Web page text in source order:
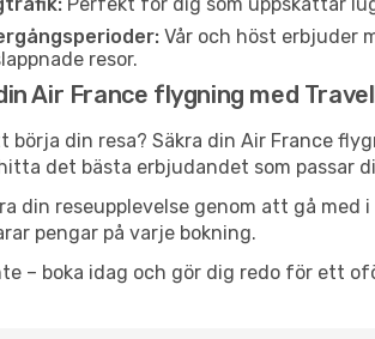
Vår och höst erbjuder
resor.
Air France flygning med
börja din resa? Säkra din Air France
det bästa erbjudandet som passar
din reseupplevelse genom att gå med
pengar på varje bokning.
– boka idag och gör dig redo för ett